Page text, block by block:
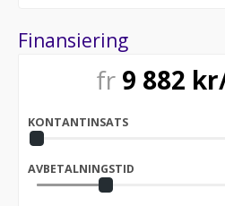
Finansiering
fr 9 882
KONTANTINSATS
AVBETALNINGSTID